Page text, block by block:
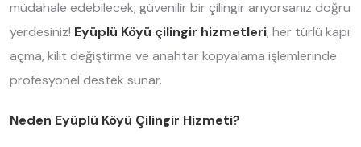
müdahale edebilecek, güvenilir bir çilingir arıyorsanız doğru
yerdesiniz! Eyüplü Köyü çilingir hizmetleri, her türlü kapı
açma, kilit değiştirme ve anahtar kopyalama işlemlerinde
profesyonel destek sunar.
Neden Eyüplü Köyü Çilingir Hizmeti?